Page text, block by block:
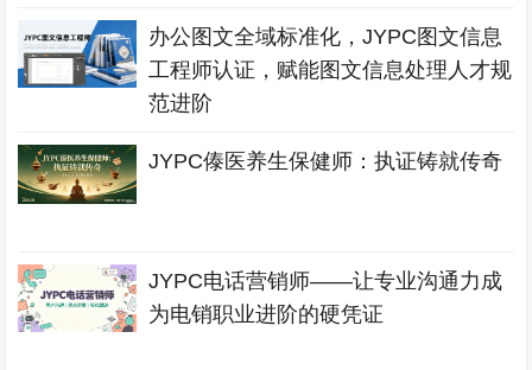
办公图文全域标准化，JYPC图文信息
工程师认证，赋能图文信息处理人才规
范进阶
JYPC傣医养生保健师：执证铸就传奇
JYPC电话营销师——让专业沟通力成
为电销职业进阶的硬凭证